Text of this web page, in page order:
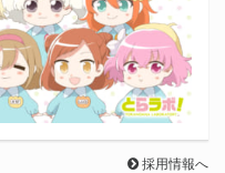
採用情報へ